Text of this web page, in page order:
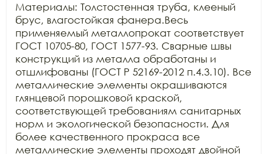
Материалы: Толстостенная труба, клееный
брус, влагостойкая фанера.Весь
применяемый металлопрокат соответствует
ГОСТ 10705-80, ГОСТ 1577-93. Сварные швы
конструкций из металла обработаны и
отшлифованы (ГОСТ Р 52169-2012 п.4.3.10). Все
металлические элементы окрашиваются
глянцевой порошковой краской,
соответствующей требованиям санитарных
норм и экологической безопасности. Для
более качественного прокраса все
металлические элементы проходят двойной